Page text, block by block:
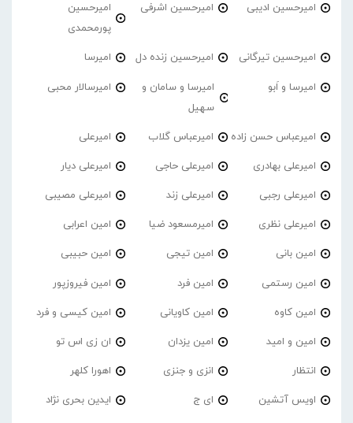
امیرحسین ادیبی امیرحسین اشرفی
امیرحسین
پورمحمدی
امیرحسین تیرگانی امیرحسین زنده دل امیرسا
امیرسا و اَبو
امیرسا و سامان و
سهیل
امیرسالار محبی
امیرعباس حسن زاده امیرعباس گلاب امیرعلی
امیرعلی بهادری امیرعلی حاجی امیرعلی دیار
امیرعلی رجبی امیرعلی زند امیرعلی مصیبی
امیرعلی نظری امیرمسعود ضیا امین اعرابی
امین بانی امین تیجی امین حبیبی
امین رستمی امین فرد امین فیروزپور
امین کاوه امین کاویانی امین کیسی و فرد
امین و امید امین یزدان ان زی اس تو
انتظار انزی و جنزی اهورا کلهر
اویس آتشین ای ج ایدین بحری نژاد